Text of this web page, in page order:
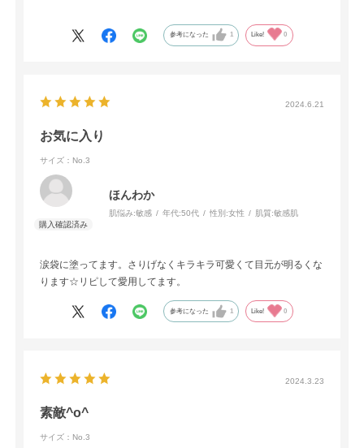
参考になった 1 Like! 0
2024.6.21
お気に入り
サイズ：No.3
ほんわか
肌悩み:敏感 年代:50代 性別:女性 肌質:敏感肌
涙袋に塗ってます。さりげなくキラキラ可愛くて目元が明るくな
ります☆リピして愛用してます。
参考になった 1 Like! 0
2024.3.23
素敵^o^
サイズ：No.3